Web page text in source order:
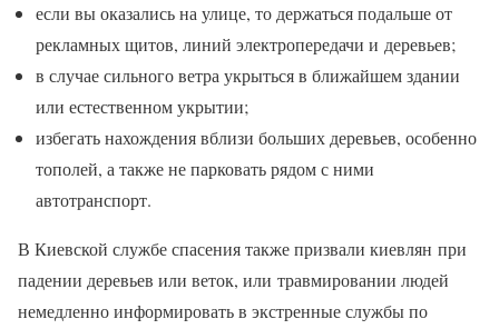
если вы оказались на улице, то держаться подальше от
рекламных щитов, линий электропередачи и деревьев;
в случае сильного ветра укрыться в ближайшем здании
или естественном укрытии;
избегать нахождения вблизи больших деревьев, особенно
тополей, а также не парковать рядом с ними
автотранспорт.
В Киевской службе спасения также призвали киевлян при
падении деревьев или веток, или травмировании людей
немедленно информировать в экстренные службы по